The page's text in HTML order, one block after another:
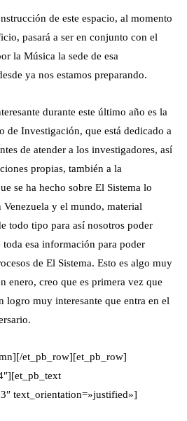
de este espacio, al momento
pasará a ser en conjunto con el
la Música la sede de esa
ya nos estamos preparando.
durante este último año es la
de Investigación, que está dedicado a
de atender a los investigadores, así
propias, también a la
se ha hecho sobre El Sistema lo
Venezuela y el mundo, material
todo tipo para así nosotros poder
esa información para poder
de El Sistema. Esto es algo muy
enero, creo que es primera vez que
logro muy interesante que entra en el
et_pb_row][et_pb_row]
text_orientation=»justified»]